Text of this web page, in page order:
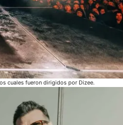
cuales fueron dirigidos por Dizee.